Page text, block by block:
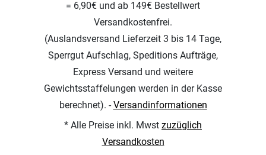
= 6,90€ und ab 149€ Bestellwert
Versandkostenfrei.
(Auslandsversand Lieferzeit 3 bis 14 Tage,
Sperrgut Aufschlag, Speditions Aufträge,
Express Versand und weitere
Gewichtsstaffelungen werden in der Kasse
berechnet). -Versandinformationen
* Alle Preise inkl. Mwst zuzüglich
Versandkosten